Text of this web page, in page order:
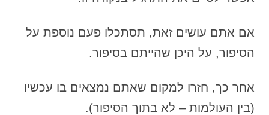
אם אתם עושים זאת, תסתכלו פעם נוספת על
הסיפור, על היכן שהייתם בסיפור.
אחר כך, חזרו למקום שאתם נמצאים בו עכשיו
(בין העולמות – לא בתוך הסיפור).